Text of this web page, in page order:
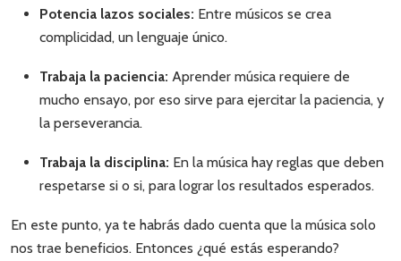
Potencia lazos sociales: Entre músicos se crea
complicidad, un lenguaje único.
Trabaja la paciencia: Aprender música requiere de
mucho ensayo, por eso sirve para ejercitar la paciencia, y
la perseverancia.
Trabaja la disciplina: En la música hay reglas que deben
respetarse si o si, para lograr los resultados esperados.
En este punto, ya te habrás dado cuenta que la música solo
nos trae beneficios. Entonces ¿qué estás esperando?